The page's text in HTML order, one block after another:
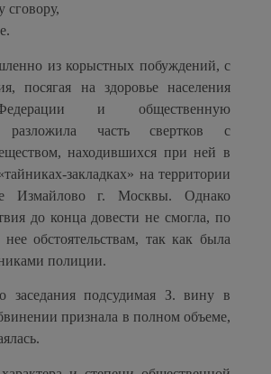
сговору,
из корыстных побуждений, с
посягая на здоровье населения
и общественную
разложила часть свертков с
находившихся при ней в
закладках» на территории
Измайлово г. Москвы. Однако
до конца довести не смогла, по
обстоятельствам, так как была
полиции.
заседания подсудимая З. вину в
признала в полном объеме,